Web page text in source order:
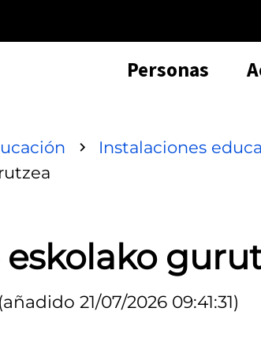
Personas
Instalaciones
(añadido 21/07/2026 09:41:31)